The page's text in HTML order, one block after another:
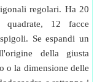
regolari. Ha 20
12 facce
Se espandi un
della giusta
o la dimensione delle